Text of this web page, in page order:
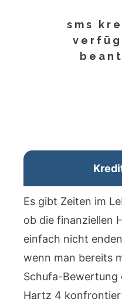
sms
Es gibt Zeiten im
ob die finanziellen
einfach nicht
wenn man bereits
Schufa-Bewertung
Hartz 4